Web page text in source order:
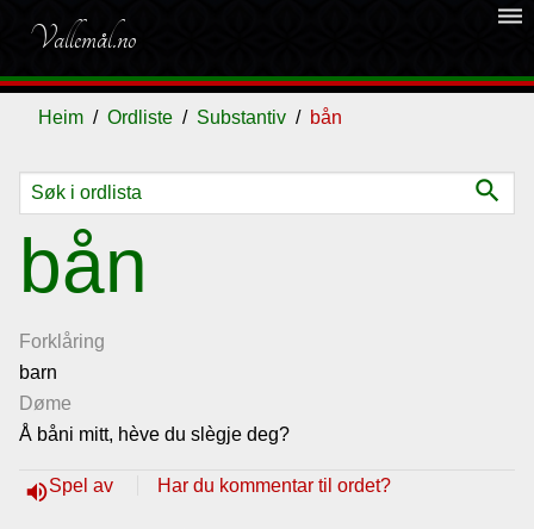
Vallemål.no
dehaze
Heim Ordliste Substantiv bån
search
bån
Forklåring
barn
Døme
Å båni mitt, hève du slègje deg?
volume_upSpel av Har du kommentar til ordet?
Ordliste
Om
vallemålet
Gjestebok
Nyhende